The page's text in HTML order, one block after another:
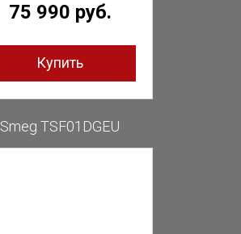
75 990 руб.
Купить
Smeg TSF01DGEU